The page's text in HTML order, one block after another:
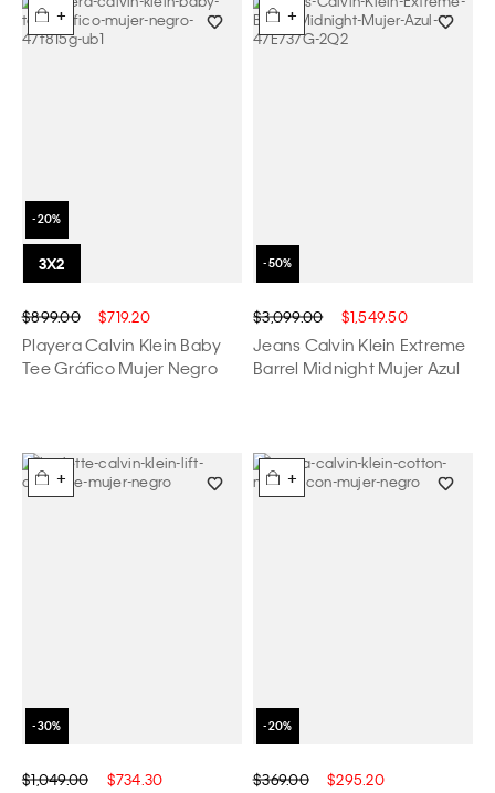
+
$899.00 $719.20
Playera Calvin Klein Baby
Tee Gráfico Mujer Negro
+
$3,099.00 $1,549.50
Jeans Calvin Klein Extreme
Barrel Midnight Mujer Azul
+
$1,049.00 $734.30
+
$369.00 $295.20